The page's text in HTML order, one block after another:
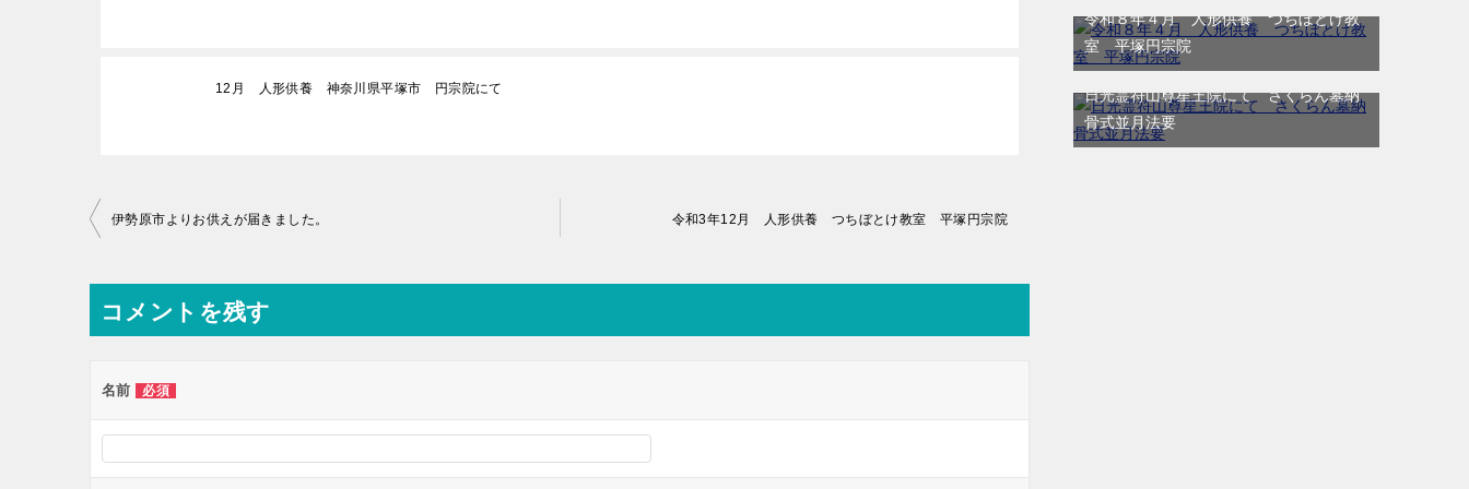
12月 人形供養 神奈川県平塚市 円宗院にて
投
ナ
ビ
ー
ョ
伊勢原市よりお供えが届きました。 令和3年12月 人形供養 つちぼとけ教室 平塚円宗院
コメントを残す
名前 必須
令和８年４月 人形供養 つちぼとけ教
室 平塚円宗院
日光霊符山尊星王院にて さくらん墓納
骨式並月法要